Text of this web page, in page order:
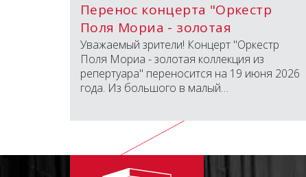
Перенос концерта "Оркестр
Поля Мориа - золотая
коллекция из репертуара"
Уважаемый зрители! Концерт "Оркестр
Поля Мориа - золотая коллекция из
репертуара" переносится на 19 июня 2026
года. Из большого в малый…